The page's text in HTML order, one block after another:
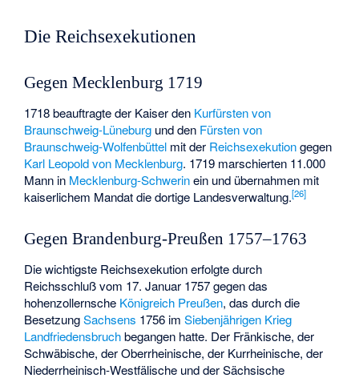
Die Reichsexekutionen
Gegen Mecklenburg 1719
1718 beauftragte der Kaiser den Kurfürsten von
Braunschweig-Lüneburg und den Fürsten von
Braunschweig-Wolfenbüttel mit der Reichsexekutiongegen
Karl Leopold von Mecklenburg. 1719 marschierten 11.000
Mann in Mecklenburg-Schwerinein und übernahmen mit
kaiserlichem Mandat die dortige Landesverwaltung.[26]
Gegen Brandenburg-Preußen 1757–1763
Die wichtigste Reichsexekution erfolgte durch
Reichsschluß vom 17. Januar 1757 gegen das
hohenzollernsche Königreich Preußen, das durch die
BesetzungSachsens 1756 imSiebenjährigen Krieg
Landfriedensbruchbegangen hatte. Der Fränkische, der
Schwäbische, der Oberrheinische, der Kurrheinische, der
Niederrheinisch-Westfälische und der Sächsische